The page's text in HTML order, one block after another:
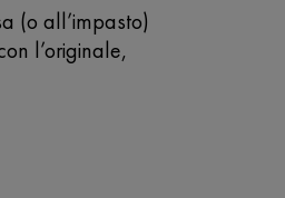
(o all’impasto)
l’originale,